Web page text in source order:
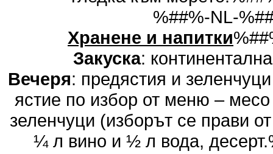
%##%-NL-
Хранене и напитки
Закуска:
Вечеря: предястия и
ястие по избор от меню –
зеленчуци (изборът се прави
¼ л вино и ½ л вода,